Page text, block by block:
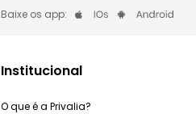
Baixe os app:
Institucional
O que é a Privalia?